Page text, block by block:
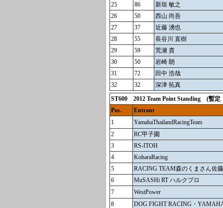
25
86
新垣 敏之
26
50
西山 尚吾
27
37
近藤 湧也
28
55
長谷川 直樹
29
59
荒瀬 貴
30
50
岩崎 朗
31
72
田中 浩哉
32
32
深津 拓真
ST600 2012 Team Point Standing (暫
Pos.
Entrant
1
YamahaThailandRacingTeam
2
RC甲子園
3
RS-ITOH
4
KoharaRacing
5
RACING TEAM森のくまさん佐
6
MuSASHi RT ハルクプロ
7
WestPower
8
DOG FIGHT RACING・